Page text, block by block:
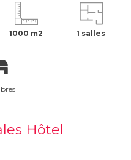
1000 m2 1 salles
Hôtel